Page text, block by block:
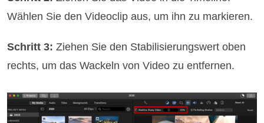
Wählen Sie den Videoclip aus, um ihn zu markieren.
Schritt 3:Ziehen Sie den Stabilisierungswert oben
rechts, um das Wackeln von Video zu entfernen.